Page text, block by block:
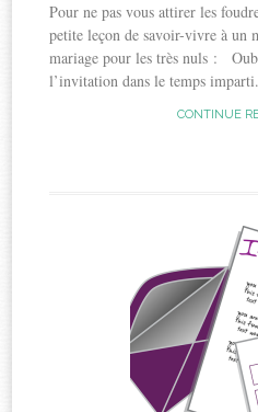
Pour ne pas vous attirer les
petite leçon de savoir-vivre à
mariage pour les très nuls :
l’invitation dans le temps
CONTINUE